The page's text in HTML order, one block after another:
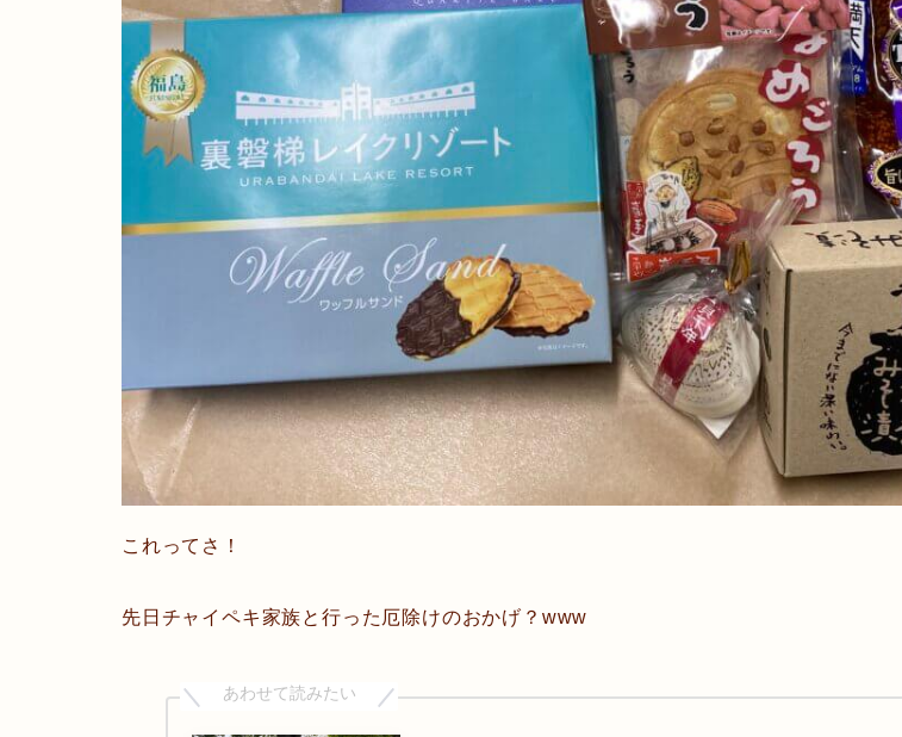
これってさ！
先日チャイペキ家族と行った厄除けのおかげ？www